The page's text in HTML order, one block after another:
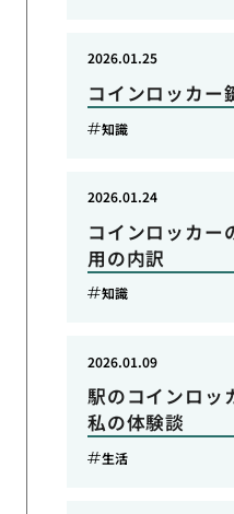
コインロッカー
2026.01.25
知識
コインロッカー
用の内訳
2026.01.24
知識
駅のコインロッ
私の体験談
2026.01.09
生活